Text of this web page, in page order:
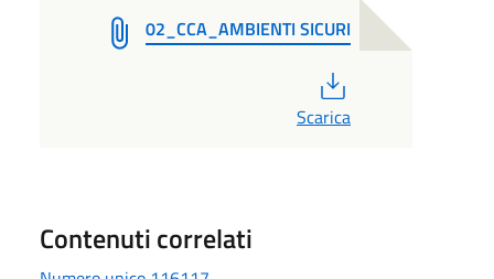
02_CCA_AMBIENTI SICURI
Scarica
Contenuti correlati